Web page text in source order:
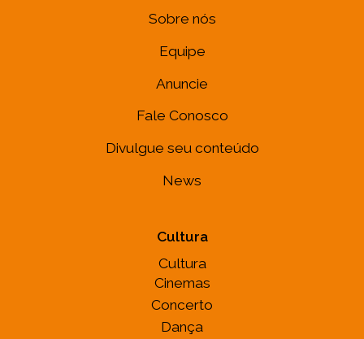
Sobre nós
Equipe
Anuncie
Fale Conosco
Divulgue seu conteúdo
News
Cultura
Cultura
Cinemas
Concerto
Dança